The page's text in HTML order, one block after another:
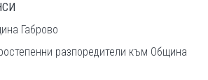
Габрово
разпоредители към Община